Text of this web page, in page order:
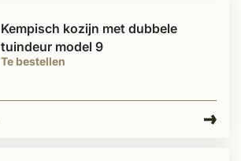
Te bestellen
Kempisch kozijn met dubbele
tuindeur model 9